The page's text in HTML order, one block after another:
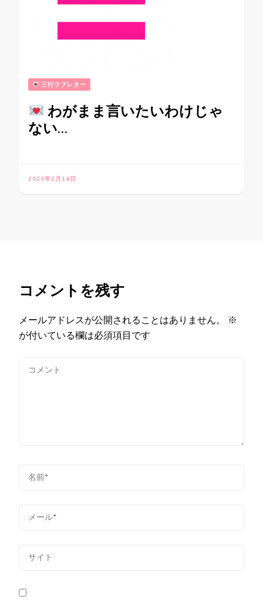
三行ラブレター
わがまま言いたいわけじゃ
ない…
2020年2月14日
コメントを残す
メールアドレスが公開されることはありません。
※
が付いている欄は必須項目です